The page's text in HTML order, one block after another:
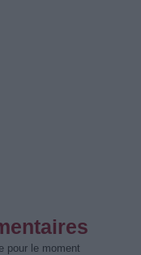
pour le moment